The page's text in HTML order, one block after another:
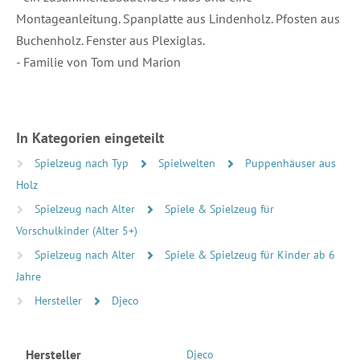
Montageanleitung. Spanplatte aus Lindenholz. Pfosten aus
Buchenholz. Fenster aus Plexiglas.
- Familie von Tom und Marion
In Kategorien eingeteilt
Spielzeug nach Typ Spielwelten
Puppenhäuser aus
Holz
Spielzeug nach Alter
Spiele & Spielzeug für
Vorschulkinder (Alter 5+)
Spielzeug nach Alter
Spiele & Spielzeug für Kinder ab 6
Jahre
Hersteller
Djeco
Hersteller Djeco